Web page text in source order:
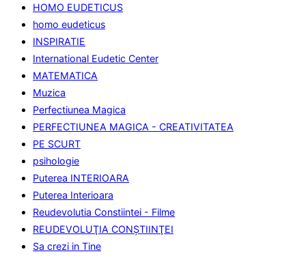
HOMO EUDETICUS
homo eudeticus
INSPIRATIE
International Eudetic Center
MATEMATICA
Muzica
Perfectiunea Magica
PERFECTIUNEA MAGICA - CREATIVITATEA
PE SCURT
psihologie
Puterea INTERIOARA
Puterea Interioara
Reudevolutia Constiintei - Filme
REUDEVOLUŢIA CONŞTIINŢEI
Sa crezi in Tine